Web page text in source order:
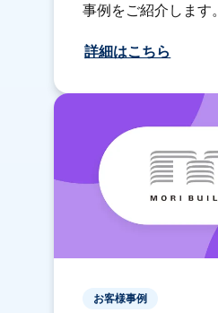
事例をご紹介します。
詳細はこちら
お客様事例